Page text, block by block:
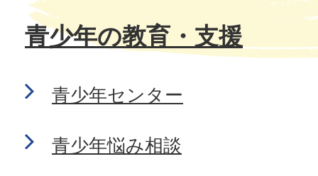
青少年の教育・支援
青少年センター
青少年悩み相談